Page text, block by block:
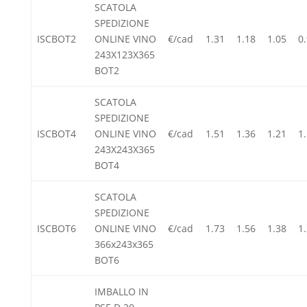
ISCBOT2
SCATOLA
SPEDIZIONE
ONLINE VINO
243X123X365
BOT2
€/cad 1.31 1.18 1.05
ISCBOT4
SCATOLA
SPEDIZIONE
ONLINE VINO
243X243X365
BOT4
€/cad 1.51 1.36 1.21
ISCBOT6
SCATOLA
SPEDIZIONE
ONLINE VINO
366x243x365
BOT6
€/cad 1.73 1.56 1.38
IMBALLO IN